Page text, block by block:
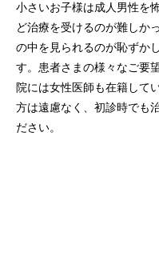
小さいお子様は成人男性を
ど治療を受けるのが難しか
の中を見られるのが恥ずか
す。患者さまの様々なご要
院には女性医師も在籍して
方は遠慮なく、初診時でも
ださい。